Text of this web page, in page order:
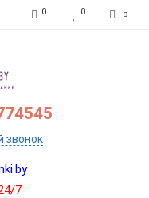
0 0
звонок
7